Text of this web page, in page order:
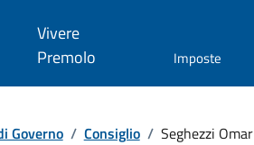
Vivere
Premolo
Imposte
Governo / Consiglio / Seghezzi Omar